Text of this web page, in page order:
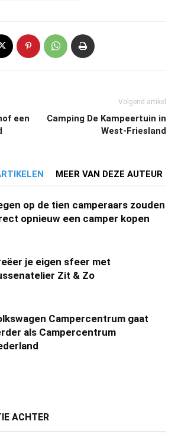
een
Volgend artikel
Camping De Kampeertuin in
West-Friesland
MEER VAN DEZE AUTEUR
op de tien camperaars zouden
opnieuw een camper kopen
je eigen sfeer met
Zit & Zo
Campercentrum gaat
als Campercentrum
ACHTER